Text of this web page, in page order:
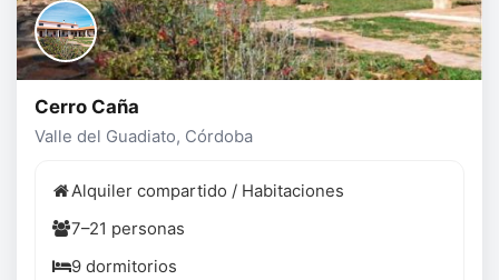
Cerro Caña
Valle del Guadiato, Córdoba
Alquiler compartido / Habitaciones
7–21 personas
9 dormitorios